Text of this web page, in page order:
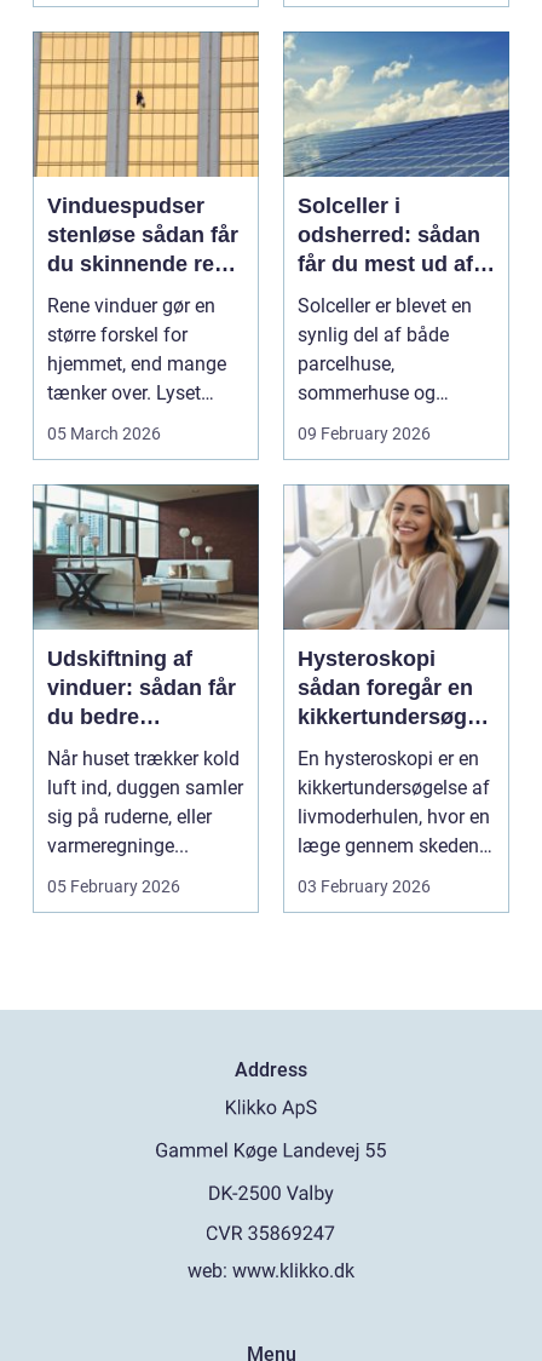
Vinduespudser
stenløse sådan får
du skinnende rene
ruder året rundt
Rene vinduer gør en
større forskel for
hjemmet, end mange
tænker over. Lyset
falder anderledes ind,
05 March 2026
Solceller i
odsherred: sådan
får du mest ud af
solen
Solceller er blevet en
synlig del af både
parcelhuse,
sommerhuse og
mindre erhverv i
Odsherred. Mang...
09 February 2026
Udskiftning af
vinduer: sådan får
du bedre
indeklima og
lavere
varmeregning
Når huset trækker kold
luft ind, duggen samler
sig på ruderne, eller
varmeregninge...
05 February 2026
Hysteroskopi
sådan foregår en
kikkertundersøgel
se af livmoderen
En hysteroskopi er en
kikkertundersøgelse af
livmoderhulen, hvor en
læge gennem skeden
og livmoderha...
03 February 2026
Address
web: www.klikko.dk
Menu